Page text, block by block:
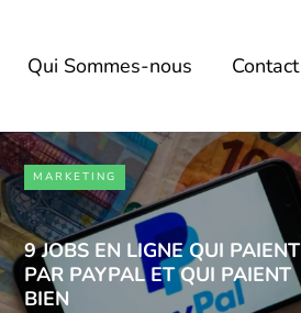
Qui Sommes-nous Contact
MARKETING
9 JOBS EN LIGNE QUI PAIENT
PAR PAYPAL ET QUI PAIENT
BIEN